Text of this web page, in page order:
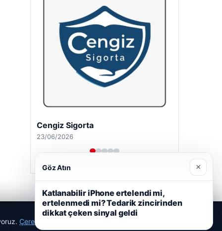
Cengiz Sigorta
23/06/2026
Çerez Politikamız
Göz Atın ×
Katlanabilir iPhone ertelendi mi,
ertelenmedi mi? Tedarik zincirinden
dikkat çeken sinyal geldi